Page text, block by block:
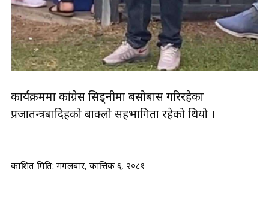
कार्यक्रममा कांग्रेस सिड्नीमा बसोबास गरिरहेका
प्रजातन्त्रबादिहरुको बाक्लो सहभागिता रहेको थियो ।
प्रकाशित मिति: मंगलबार, कात्तिक ६, २०८१